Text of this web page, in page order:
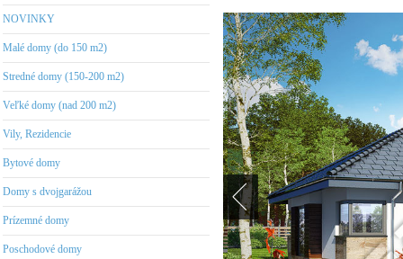
NOVINKY
Malé domy (do 150 m2)
Stredné domy (150-200 m2)
Veľké domy (nad 200 m2)
Vily, Rezidencie
Bytové domy
Domy s dvojgarážou
Prízemné domy
Poschodové domy